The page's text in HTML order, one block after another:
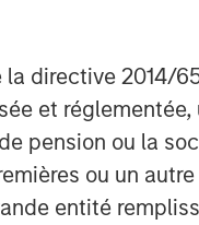
directive 2014/
et réglementée,
pension ou la
ou un
entité